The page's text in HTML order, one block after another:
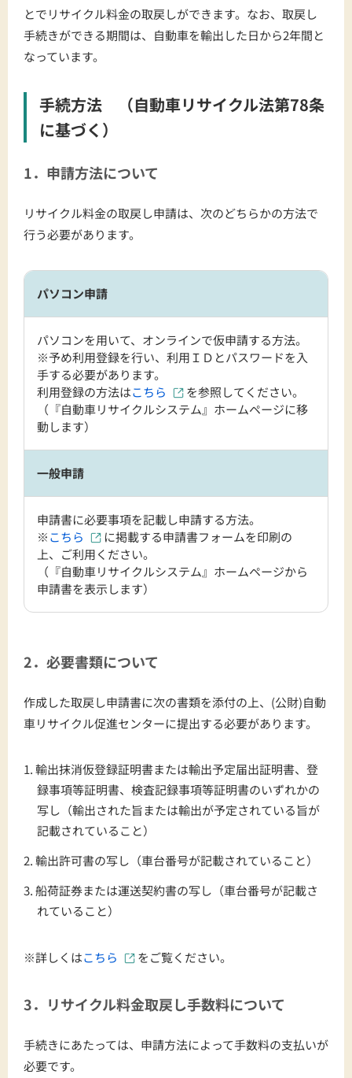
とでリサイクル料金の取戻しができます。なお、取戻し
手続きができる期間は、自動車を輸出した日から2年間と
なっています。
手続方法 （自動車リサイクル法第78条
に基づく）
1．申請方法について
リサイクル料金の取戻し申請は、次のどちらかの方法で
行う必要があります。
パソコン申請
パソコンを用いて、オンラインで仮申請する方法。
※予め利用登録を行い、利用ＩＤとパスワードを入
手する必要があります。
利用登録の方法はこちら
を参照してください。
（『自動車リサイクルシステム』ホームページに移
動します）
一般申請
申請書に必要事項を記載し申請する方法。
※こちら
に掲載する申請書フォームを印刷の
上、ご利用ください。
（『自動車リサイクルシステム』ホームページから
申請書を表示します）
2．必要書類について
作成した取戻し申請書に次の書類を添付の上、(公財)自動
車リサイクル促進センターに提出する必要があります。
輸出抹消仮登録証明書または輸出予定届出証明書、登
録事項等証明書、検査記録事項等証明書のいずれかの
写し（輸出された旨または輸出が予定されている旨が
記載されていること）
輸出許可書の写し（車台番号が記載されていること）
船荷証券または運送契約書の写し（車台番号が記載さ
れていること）
※詳しくはこちら をご覧ください。
3．リサイクル料金取戻し手数料について
手続きにあたっては、申請方法によって手数料の支払いが
必要です。